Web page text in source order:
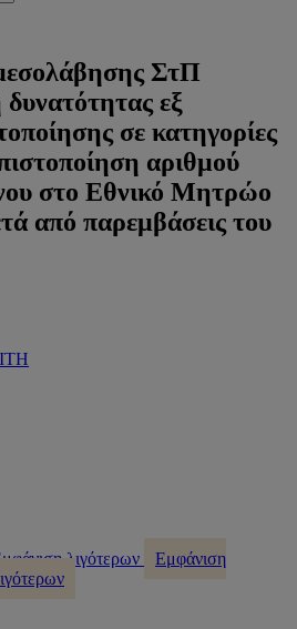
ΣτΠ
εξ
σε κατηγορίες
αριθμού
στο Εθνικό Μητρώο
από παρεμβάσεις του
λιγότερων
Εμφάνιση